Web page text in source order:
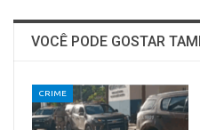
VOCÊ PODE GOSTAR
CRIME